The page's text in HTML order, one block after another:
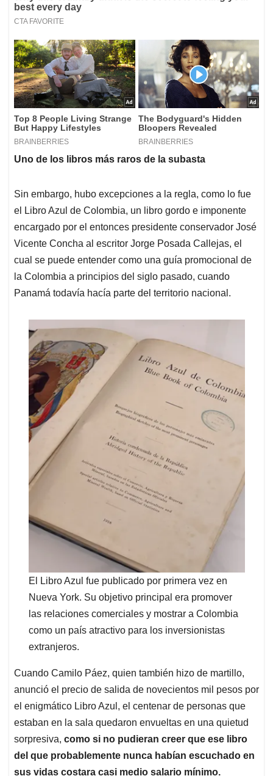
Uno de los libros más raros de la subasta
Sin embargo, hubo excepciones a la regla, como lo fue
el Libro Azul de Colombia, un libro gordo e imponente
encargado por el entonces presidente conservador José
Vicente Concha al escritor Jorge Posada Callejas, el
cual se puede entender como una guía promocional de
la Colombia a principios del siglo pasado, cuando
Panamá todavía hacía parte del territorio nacional.
El Libro Azul fue publicado por primera vez en
Nueva York. Su objetivo principal era promover
las relaciones comerciales y mostrar a Colombia
como un país atractivo para los inversionistas
extranjeros.
Cuando Camilo Páez, quien también hizo de martillo,
anunció el precio de salida de novecientos mil pesos por
el enigmático Libro Azul, el centenar de personas que
estaban en la sala quedaron envueltas en una quietud
sorpresiva, como si no pudieran creer que ese libro
del que probablemente nunca habían escuchado en
sus vidas costara casi medio salario mínimo.